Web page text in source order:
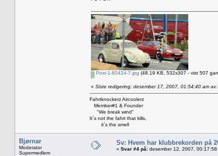
Post-1-82424-7.jpg (48.19 KB, 532x307 - vist 507
« Siste redigering: desember 17, 2007, 01:54:40 am av
Fahrtknockerz Aircoolerz
Member#1 & Founder
"We break wind"
It`s not the fahrt that kills,
it`s the smell
Bjørnar
Moderator
Supermedlem
Sv: Hvem har klubbrekorden på
« Svar #4 på: desember 12, 2007, 00:17:58